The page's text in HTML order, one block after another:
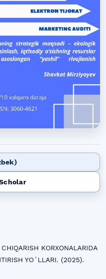
KORXONALARIDA
YOʻLLARI. (2025).